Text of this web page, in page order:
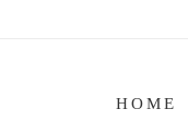
HOME